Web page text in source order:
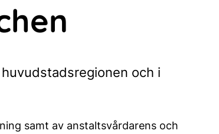
och i
samt av anstaltsvårdarens och